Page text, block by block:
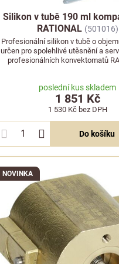
Silikon v tubě 190 ml
RATIONAL (501016)
Profesionální silikon v tubě o
určen pro spolehlivé utěsnění a
profesionálních konvektomatů
poslední kus skladem
1 851 Kč
1 530 Kč bez DPH
Do košíku
NOVINKA